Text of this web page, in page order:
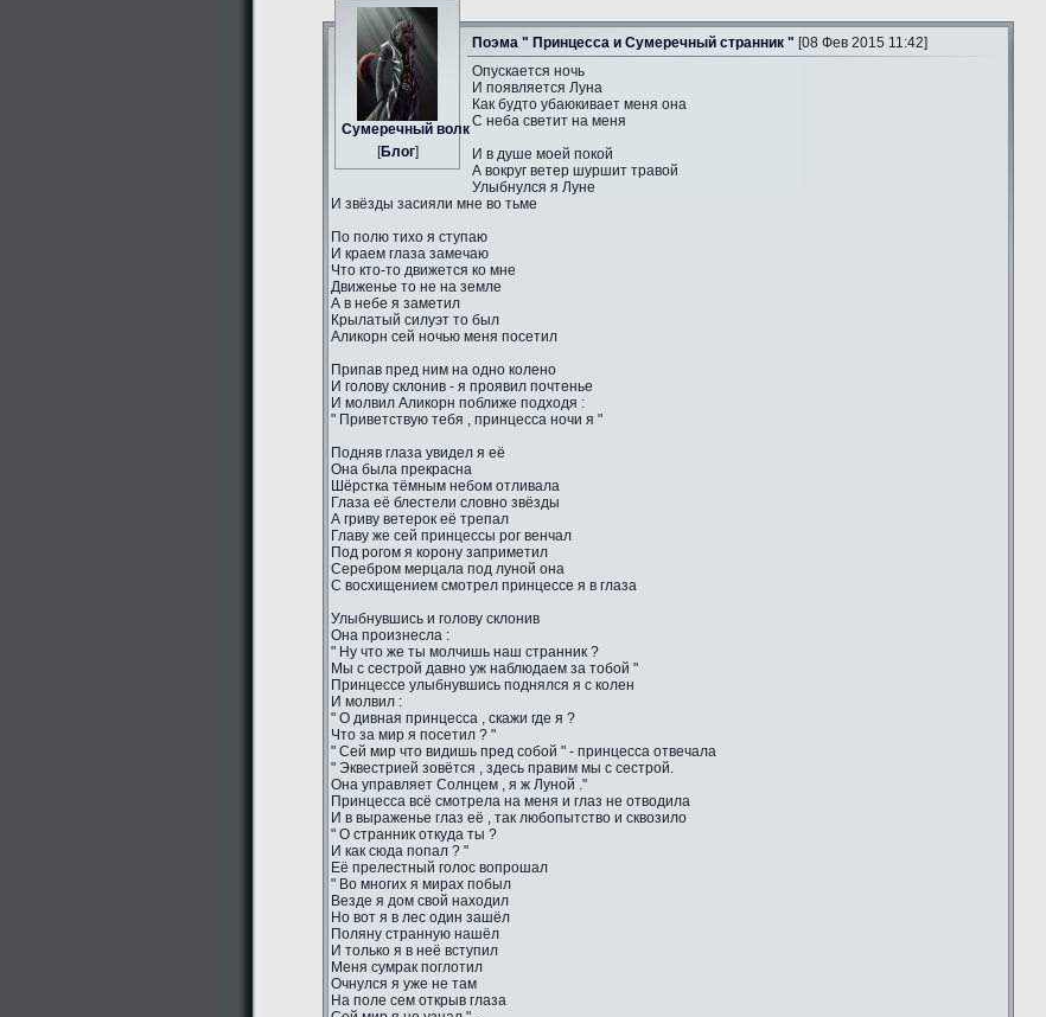
Сумеречный волк
[Блог]
Поэма " Принцесса и Сумеречный странник " [08 Фев 2015 11:42]
Опускается ночь
И появляется Луна
Как будто убаюкивает меня она
С неба светит на меня
И в душе моей покой
А вокруг ветер шуршит травой
Улыбнулся я Луне
И звёзды засияли мне во тьме
По полю тихо я ступаю
И краем глаза замечаю
Что кто-то движется ко мне
Движенье то не на земле
А в небе я заметил
Крылатый силуэт то был
Аликорн сей ночью меня посетил
Припав пред ним на одно колено
И голову склонив - я проявил почтенье
И молвил Аликорн поближе подходя :
" Приветствую тебя , принцесса ночи я "
Подняв глаза увидел я её
Она была прекрасна
Шёрстка тёмным небом отливала
Глаза её блестели словно звёзды
А гриву ветерок её трепал
Главу же сей принцессы рог венчал
Под рогом я корону заприметил
Серебром мерцала под луной она
С восхищением смотрел принцессе я в глаза
Улыбнувшись и голову склонив
Она произнесла :
" Ну что же ты молчишь наш странник ?
Мы с сестрой давно уж наблюдаем за тобой "
Принцессе улыбнувшись поднялся я с колен
И молвил :
" О дивная принцесса , скажи где я ?
Что за мир я посетил ? "
" Сей мир что видишь пред собой " - принцесса отвечала
" Эквестрией зовётся , здесь правим мы с сестрой.
Она управляет Солнцем , я ж Луной ."
Принцесса всё смотрела на меня и глаз не отводила
И в выраженье глаз её , так любопытство и сквозило
" О странник откуда ты ?
И как сюда попал ? "
Её прелестный голос вопрошал
" Во многих я мирах побыл
Везде я дом свой находил
Но вот я в лес один зашёл
Поляну странную нашёл
И только я в неё вступил
Меня сумрак поглотил
Очнулся я уже не там
На поле сем открыв глаза